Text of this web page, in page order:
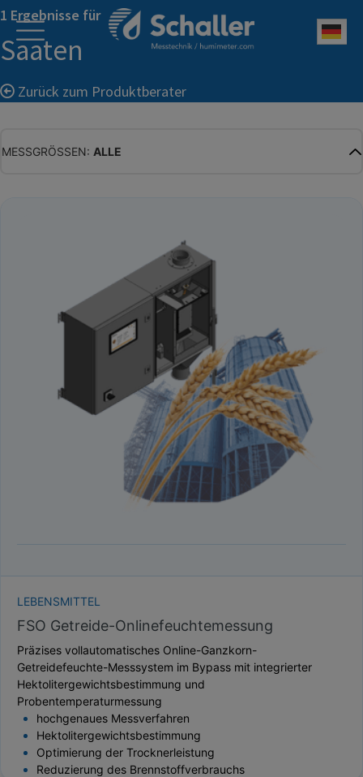
1 Ergebnisse für
Saaten
Zurück zum Produktberater
MESSGRÖSSEN: ALLE
GLEICHGEWICHTSFEUCHTE
WASSERAKTIVITÄT
TROCKENSUBSTANZ
SCHÜTTDICHTE
LEBENSMITTEL
FSO Getreide-Onlinefeuchtemessung
Präzises vollautomatisches Online-Ganzkorn-
Getreidefeuchte-Messsystem im Bypass mit integrierter
Hektolitergewichtsbestimmung und
Probentemperaturmessung
hochgenaues Messverfahren
Hektolitergewichtsbestimmung
Optimierung der Trocknerleistung
Reduzierung des Brennstoffverbrauchs